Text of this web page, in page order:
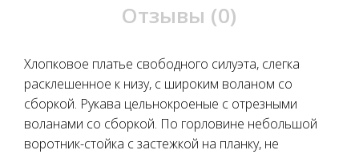
Отзывы (0)
Хлопковое платье свободного силуэта, слегка
расклешенное к низу, с широким воланом со
сборкой. Рукава цельнокроеные с отрезными
воланами со сборкой. По горловине небольшой
воротник-стойка с застежкой на планку, не